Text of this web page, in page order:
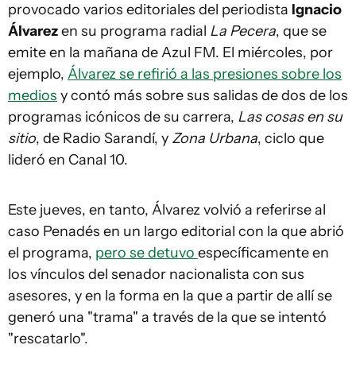
provocado varios editoriales del periodista Ignacio
Álvarezen su programa radial La Pecera, que se
emite en la mañana de Azul FM. El miércoles, por
ejemplo, Álvarez se refirió a las presiones sobre los
medios y contó más sobre sus salidas de dos de los
programas icónicos de su carrera, Las cosas en su
sitio, de Radio Sarandí, y Zona Urbana, ciclo que
lideró en Canal 10.
Este jueves, en tanto, Álvarez volvió a referirse al
caso Penadés en un largo editorial con la que abrió
el programa, pero se detuvo específicamente en
los vínculos del senador nacionalista con sus
asesores, y en la forma en la que a partir de allí se
generó una "trama" a través de la que se intentó
"rescatarlo".